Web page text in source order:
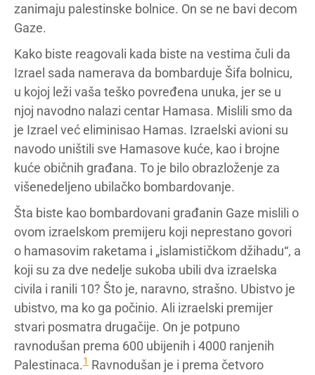
zanimaju palestinske bolnice. On se ne bavi decom
Gaze.
Kako biste reagovali kada biste na vestima čuli da
Izrael sada namerava da bombarduje Šifa bolnicu,
u kojoj leži vaša teško povređena unuka, jer se u
njoj navodno nalazi centar Hamasa. Mislili smo da
je Izrael već eliminisao Hamas. Izraelski avioni su
navodo uništili sve Hamasove kuće, kao i brojne
kuće običnih građana. To je bilo obrazloženje za
višenedeljeno ubilačko bombardovanje.
Šta biste kao bombardovani građanin Gaze mislili o
ovom izraelskom premijeru koji neprestano govori
o hamasovim raketama i „islamističkom džihadu“, a
koji su za dve nedelje sukoba ubili dva izraelska
civila i ranili 10? Što je, naravno, strašno. Ubistvo je
ubistvo, ma ko ga počinio. Ali izraelski premijer
stvari posmatra drugačije. On je potpuno
ravnodušan prema 600 ubijenih i 4000 ranjenih
Palestinaca.1 Ravnodušan je i prema četvoro